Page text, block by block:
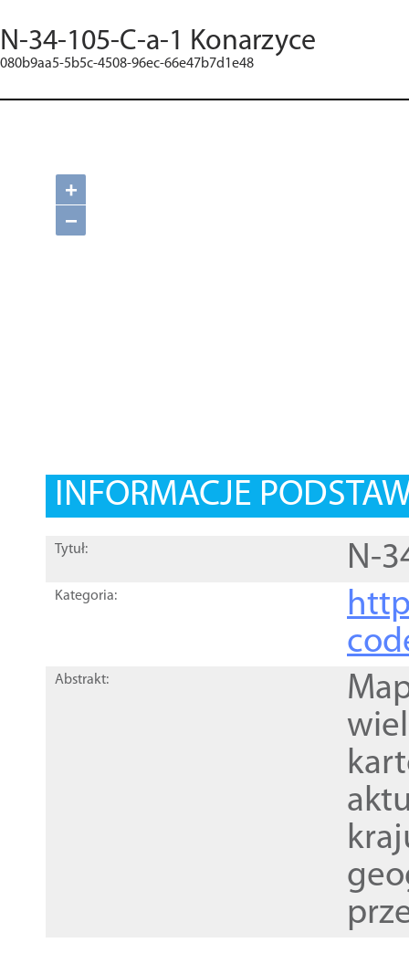
N-34-105-C-a-1 Konarzyce
080b9aa5-5b5c-4508-96ec-66e47b7d1e48
+
−
INFORMACJE
Tytuł: N-
Kategoria:
Abstrakt: